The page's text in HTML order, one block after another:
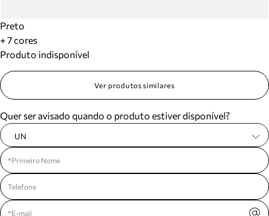
Preto
+ 7 cores
Produto indisponível
Ver produtos similares
Quer ser avisado quando o produto estiver disponível?
UN